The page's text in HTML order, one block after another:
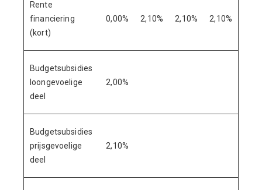
Rente
financiering
(kort)
0,00% 2,10% 2,10% 2,10%
Budgetsubsidies
loongevoelige
deel
2,00%
Budgetsubsidies
prijsgevoelige
deel
2,10%